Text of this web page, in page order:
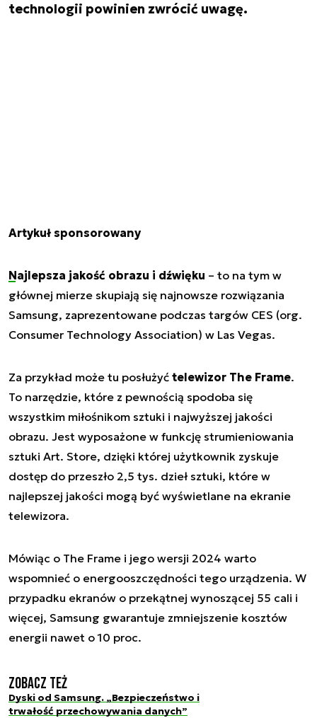
technologii powinien zwrócić uwagę.
Artykuł sponsorowany
Najlepsza jakość obrazu i dźwięku – to na tym w
głównej mierze skupiają się najnowsze rozwiązania
Samsung, zaprezentowane podczas targów CES (org.
Consumer Technology Association) w Las Vegas.
Za przykład może tu posłużyć telewizor The Frame.
To narzędzie, które z pewnością spodoba się
wszystkim miłośnikom sztuki i najwyższej jakości
obrazu. Jest wyposażone w funkcję strumieniowania
sztuki Art. Store, dzięki której użytkownik zyskuje
dostęp do przeszło 2,5 tys. dzieł sztuki, które w
najlepszej jakości mogą być wyświetlane na ekranie
telewizora.
Mówiąc o The Frame i jego wersji 2024 warto
wspomnieć o energooszczędności tego urządzenia. W
przypadku ekranów o przekątnej wynoszącej 55 cali i
więcej, Samsung gwarantuje zmniejszenie kosztów
energii nawet o 10 proc.
Zobacz też
Dyski od Samsung. „Bezpieczeństwo i
trwałość przechowywania danych”